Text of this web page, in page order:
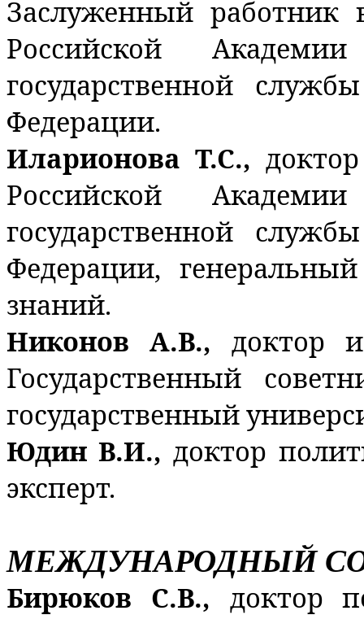
Заслуженный
Российской
государственной
Федерации.
Иларионова Т.С.,
Российской
государственной
Федерации,
знаний.
Никонов А.В., доктор
Государственный
государственный
Юдин В.И.,доктор
эксперт.
МЕЖДУНАРОДНЫЙ
Бирюков С.В., доктор